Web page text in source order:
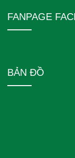
FANPAGE
BẢN ĐỒ